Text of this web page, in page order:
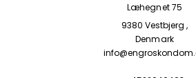
Læhegnet 75
9380 Vestbjerg ,
Denmark